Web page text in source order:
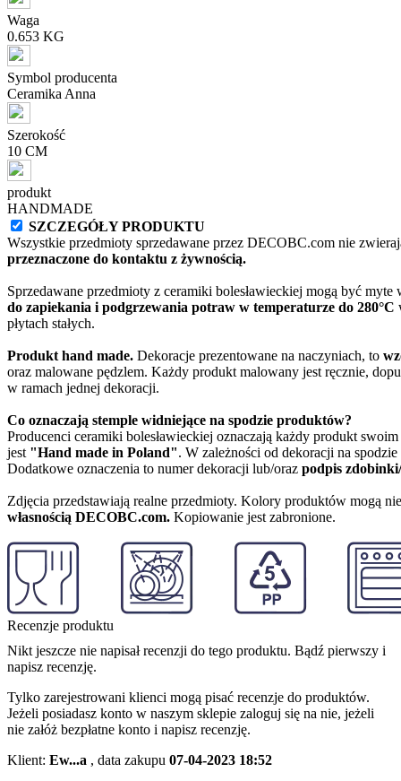
Waga
0.653 KG
Symbol producenta
Ceramika Anna
Szerokość
10 CM
produkt
HANDMADE
SZCZEGÓŁY PRODUKTU
Wszystkie przedmioty sprzedawane przez DECOBC.com nie
przeznaczone do kontaktu z żywnością.
Sprzedawane przedmioty z ceramiki bolesławieckiej mogą być
do zapiekania i podgrzewania potraw w temperaturze do 280°C
płytach stałych.
Produkt hand made. Dekoracje prezentowane na naczyniach, to
oraz malowane pędzlem. Każdy produkt malowany jest ręcznie,
w ramach jednej dekoracji.
Co oznaczają stemple widniejące na spodzie produktów?
Producenci ceramiki bolesławieckiej oznaczają każdy produkt swoim
jest "Hand made in Poland". W zależności od dekoracji na
Dodatkowe oznaczenia to numer dekoracji lub/oraz podpis
Zdjęcia przedstawiają realne przedmioty. Kolory produktów mogą
własnością DECOBC.com. Kopiowanie jest zabronione.
Recenzje produktu
Nikt jeszcze nie napisał recenzji do tego produktu. Bądź pierwszy i
napisz recenzję.
Tylko zarejestrowani klienci mogą pisać recenzje do produktów.
Jeżeli posiadasz konto w naszym sklepie zaloguj się na nie, jeżeli
nie załóż bezpłatne konto i napisz recenzję.
Klient: Ew...a , data zakupu 07-04-2023 18:52